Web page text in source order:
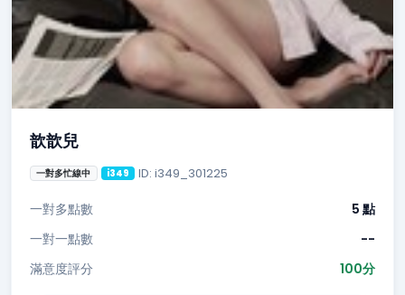
歆歆兒
一對多忙線中 i349 ID: i349_301225
一對多點數
5 點
一對一點數
--
滿意度評分
100分